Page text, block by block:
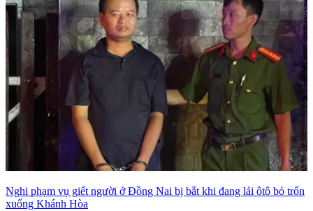
Nghi phạm vụ giết người ở Đồng Nai bị bắt khi đang lái ôtô bỏ trốn
xuống Khánh Hòa